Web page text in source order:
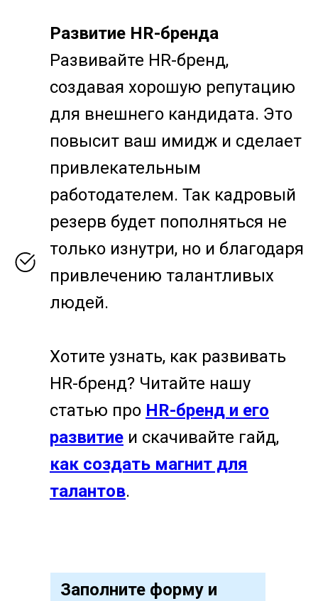
Развитие HR-бренда
Развивайте HR-бренд,
создавая хорошую репутацию
для внешнего кандидата. Это
повысит ваш имидж и сделает
привлекательным
работодателем. Так кадровый
резерв будет пополняться не
только изнутри, но и благодаря
привлечению талантливых
людей.
Хотите узнать, как развивать
HR-бренд? Читайте нашу
статью про HR-бренд и его
развитие и скачивайте гайд,
как создать магнит для
талантов.
Заполните форму и